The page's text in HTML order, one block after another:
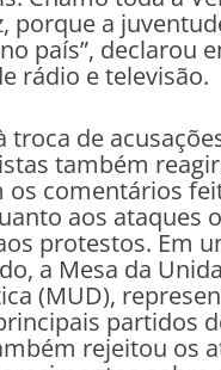
porque a
país”, declarou
rádio e televisão.
troca de
também
os comentários
aos ataques
protestos. Em
a Mesa da
(MUD),
partidos
rejeitou os